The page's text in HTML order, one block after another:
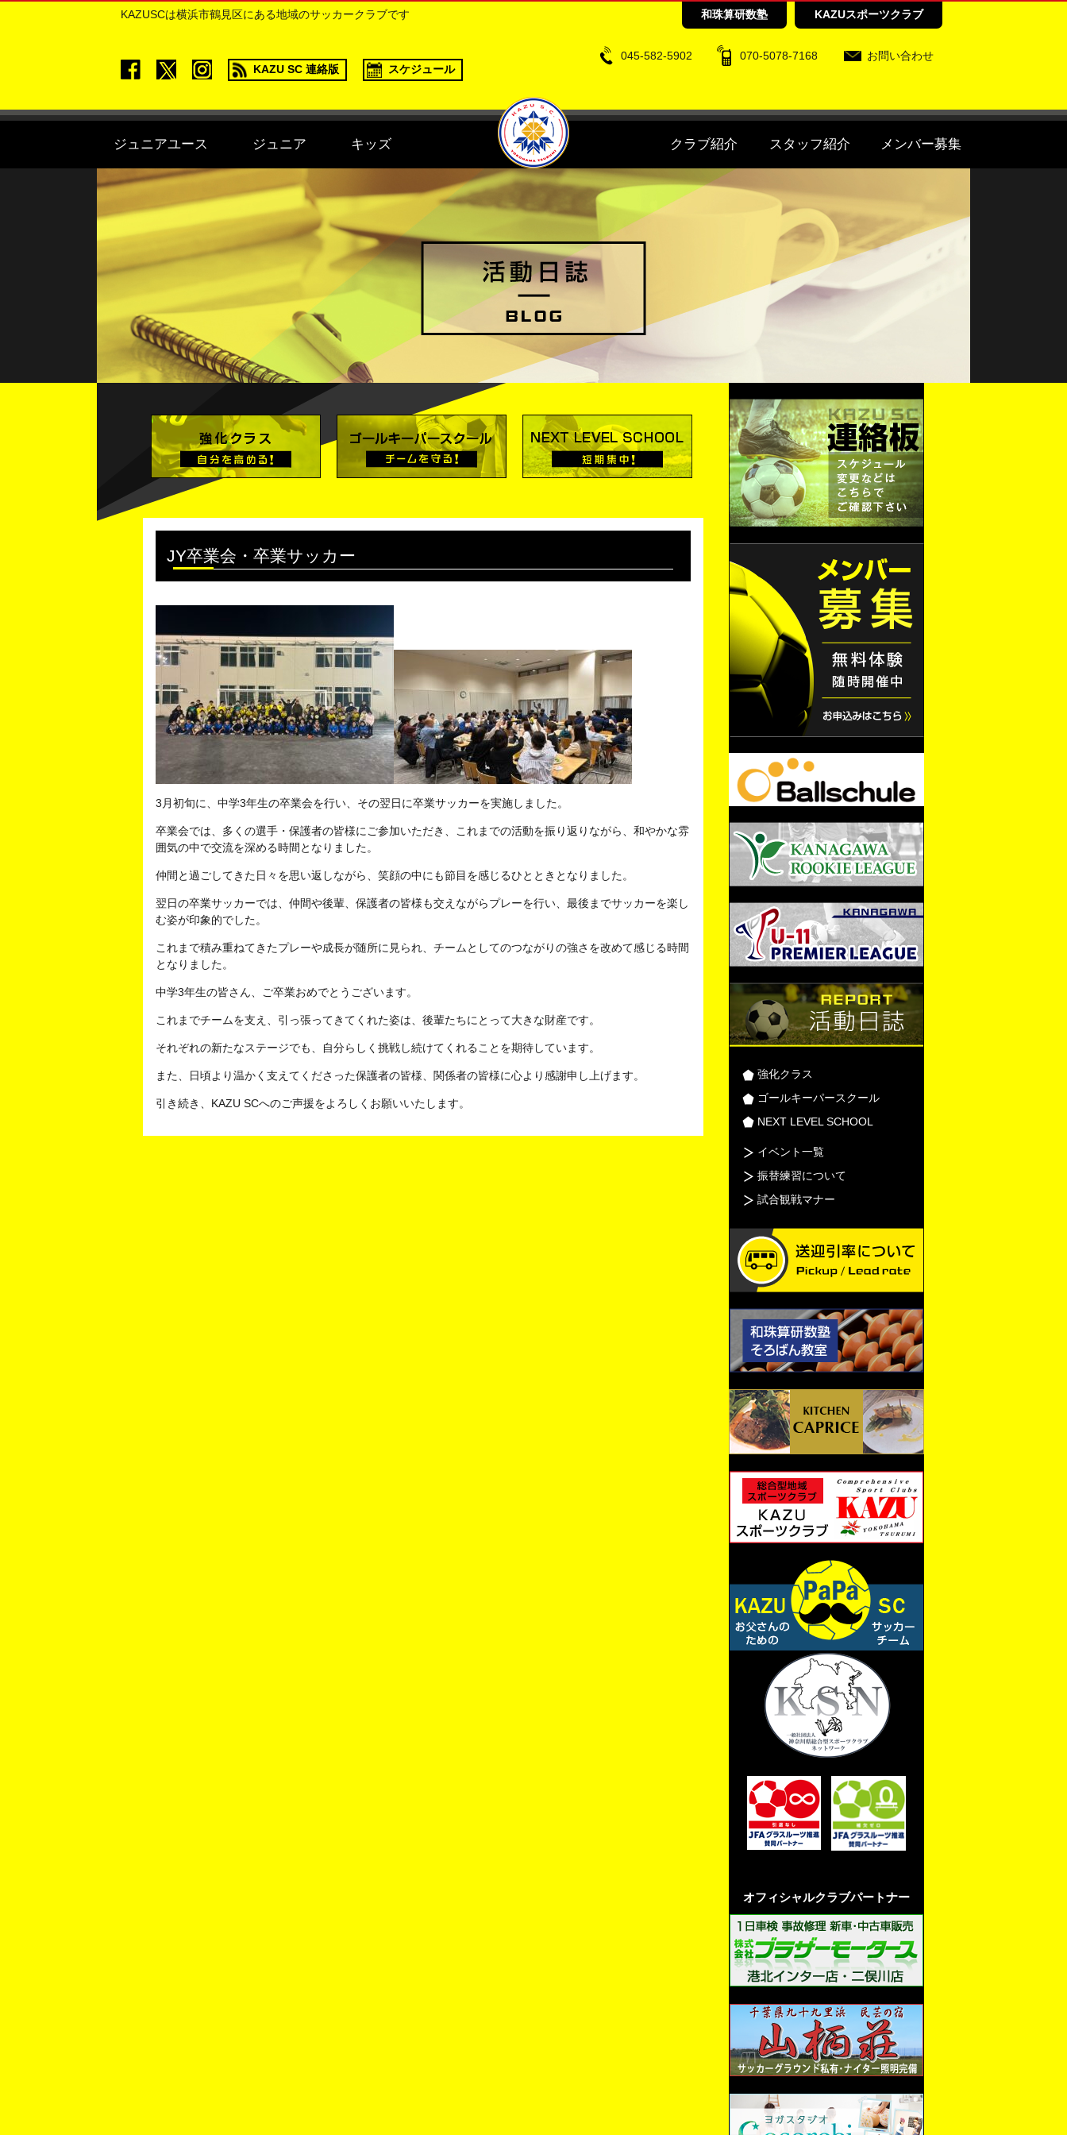
KAZUSCは横浜市鶴見区にある地域のサッカークラブです
KAZU SC 連絡版 スケジュール
KAZUスポーツクラブ
和珠算研数塾
045-582-5902 070-5078-7168 お問い合わせ
ジュニアユース ジュニア キッズ クラブ紹介 スタッフ紹介 メンバー募集
JY卒業会・卒業サッカー
3月初旬に、中学3年生の卒業会を行い、その翌日に卒業サッカーを実施しました。
卒業会では、多くの選手・保護者の皆様にご参加いただき、これまでの活動を振り返りながら、和やかな雰
囲気の中で交流を深める時間となりました。
仲間と過ごしてきた日々を思い返しながら、笑顔の中にも節目を感じるひとときとなりました。
翌日の卒業サッカーでは、仲間や後輩、保護者の皆様も交えながらプレーを行い、最後までサッカーを楽し
む姿が印象的でした。
これまで積み重ねてきたプレーや成長が随所に見られ、チームとしてのつながりの強さを改めて感じる時間
となりました。
中学3年生の皆さん、ご卒業おめでとうございます。
これまでチームを支え、引っ張ってきてくれた姿は、後輩たちにとって大きな財産です。
それぞれの新たなステージでも、自分らしく挑戦し続けてくれることを期待しています。
また、日頃より温かく支えてくださった保護者の皆様、関係者の皆様に心より感謝申し上げます。
引き続き、KAZU SCへのご声援をよろしくお願いいたします。
強化クラス
ゴールキーパースクール
NEXT LEVEL SCHOOL
イベント一覧
振替練習について
試合観戦マナー
オフィシャルクラブパートナー